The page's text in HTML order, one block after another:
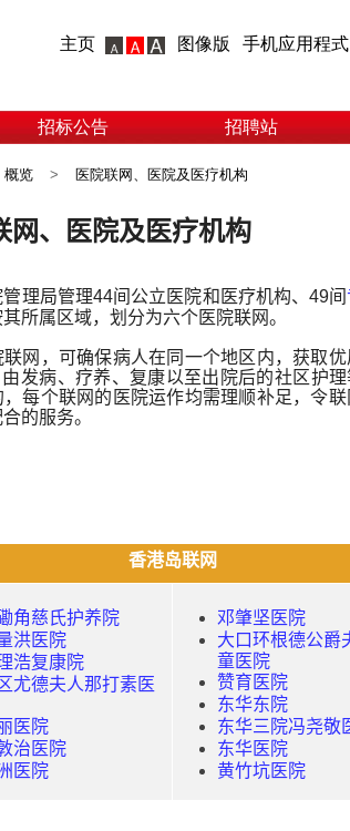
主页 图像版 手机应用程式
招标公告 招聘站
概览 > 医院联网、医院及医疗机构